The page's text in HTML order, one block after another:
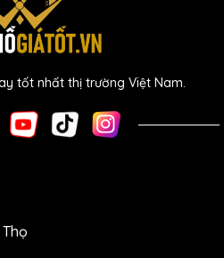
tốt nhất thị trường Việt Nam.
Thọ